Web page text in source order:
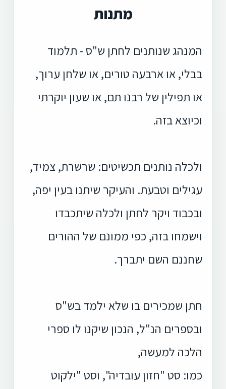
מתנות
המנהג שנותנים לחתן ש"ס - תלמוד
בבלי, או ארבעה טורים, או שלחן ערוך,
או תפילין של רבנו תם, או שעון יוקרתי
וכיוצא בזה.
ולכלה נותנים תכשיטים: שרשרת, צמיד,
עגילים וטבעת. והעיקר שיתנו בעין יפה,
ובכבוד ויקר לחתן ולכלה שיתכבדו
וישמחו בזה, כפי ממונם של ההורים
שחננם השם יתברך.
חתן שמכירים בו שלא ילמד בש"ס
ובספרים הנ"ל, הנכון שיקנו לו ספרי
הלכה למעשה,
כמו: סט "חזון עובדיה", וסט "ילקוט